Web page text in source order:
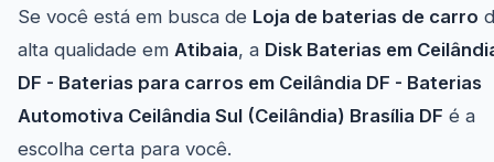
Se você está em busca de Loja de baterias de carro
alta qualidade em Atibaia, a Disk Baterias em
DF - Baterias para carros em Ceilândia DF - Baterias
Automotiva Ceilândia Sul (Ceilândia) Brasília DF é a
escolha certa para você.